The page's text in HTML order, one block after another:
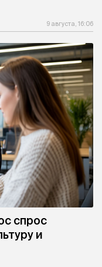
9 августа, 16:06
спрос
и